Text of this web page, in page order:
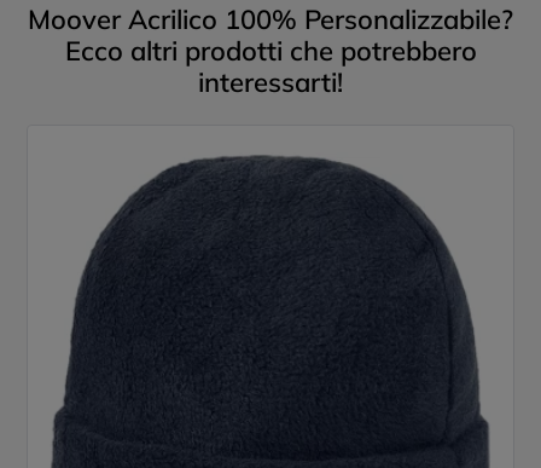
Moover Acrilico 100% Personalizzabile?
Ecco altri prodotti che potrebbero
interessarti!